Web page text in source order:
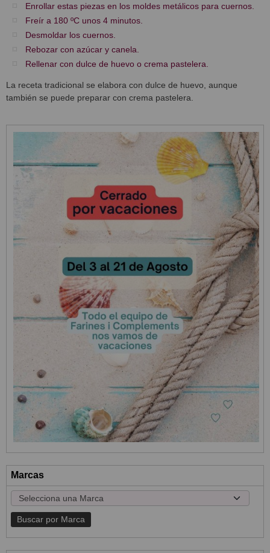
Marcas
Enrollar estas piezas en los moldes metálicos para cuernos.
Freír a 180 ºC unos 4 minutos.
Desmoldar los cuernos.
Rebozar con azúcar y canela.
Rellenar con dulce de huevo o crema pastelera.
La receta tradicional se elabora con dulce de huevo, aunque
también se puede preparar con crema pastelera.